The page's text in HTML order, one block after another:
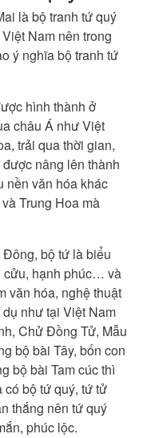
là bộ tranh tứ quý
Nam nên trong
ý nghĩa bộ tranh tứ
hình thành ở
châu Á như Việt
trải qua thời gian,
nâng lên thành
nền văn hóa khác
Trung Hoa mà
bộ tứ là biểu
cửu, hạnh phúc… và
văn hóa, nghệ thuật
như tại Việt Nam
Chử Đồng Tử, Mẫu
bộ bài Tây, bốn con
bộ bài Tam cúc thì
bộ tứ quý, tứ tử
thắng nên tứ quý
phúc lộc.